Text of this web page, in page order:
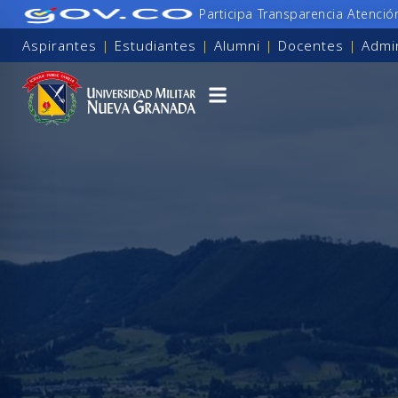
Participa Transparencia
Aspirantes | Estudiantes | Alumni | Docentes |
para personas con discapacidad visual